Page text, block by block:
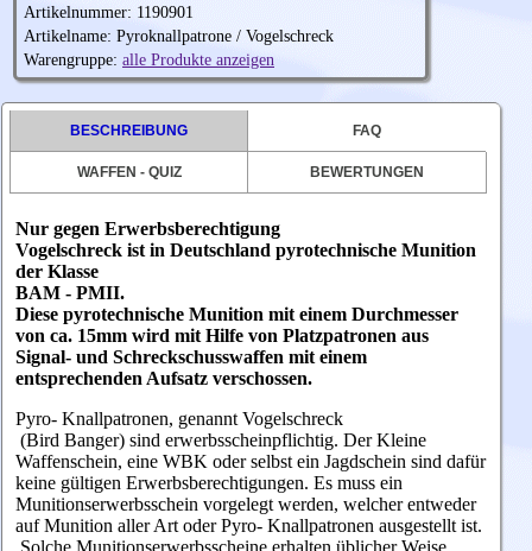
Artikelnummer: 1190901
Artikelname: Pyroknallpatrone / Vogelschreck
Warengruppe: alle Produkte anzeigen
BESCHREIBUNG FAQ
WAFFEN - QUIZ BEWERTUNGEN
Nur gegen Erwerbsberechtigung
Vogelschreck ist in Deutschland pyrotechnische Munition
der Klasse
BAM - PMII.
Diese pyrotechnische Munition mit einem Durchmesser
von ca. 15mm wird mit Hilfe von Platzpatronen aus
Signal- und Schreckschusswaffen mit einem
entsprechenden Aufsatz verschossen.
Pyro- Knallpatronen, genannt Vogelschreck
(Bird Banger) sind erwerbsscheinpflichtig. Der Kleine
Waffenschein, eine WBK oder selbst ein Jagdschein sind dafür
keine gültigen Erwerbsberechtigungen. Es muss ein
Munitionserwerbsschein vorgelegt werden, welcher entweder
auf Munition aller Art oder Pyro- Knallpatronen ausgestellt ist.